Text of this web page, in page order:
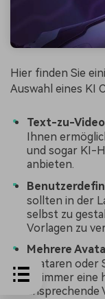
Hier finden Sie
Auswahl eines KI
Text-zu-
Ihnen
und sogar KI-
anbieten.
sollten in der
selbst zu
Vorlagen zu
Mehrere
Avataren oder
ist immer eine
ansprechende